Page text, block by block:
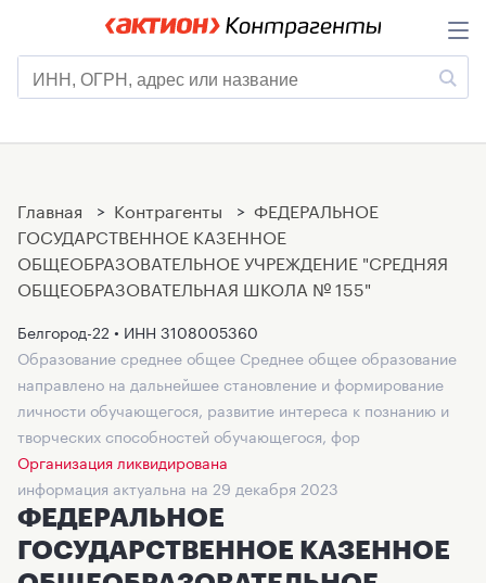
Главная > Контрагенты > ФЕДЕРАЛЬНОЕ
ГОСУДАРСТВЕННОЕ КАЗЕННОЕ
ОБЩЕОБРАЗОВАТЕЛЬНОЕ УЧРЕЖДЕНИЕ "СРЕДНЯЯ
ОБЩЕОБРАЗОВАТЕЛЬНАЯ ШКОЛА № 155"
Белгород-22 • ИНН 3108005360
Образование среднее общее Среднее общее образование
направлено на дальнейшее становление и формирование
личности обучающегося, развитие интереса к познанию и
творческих способностей обучающегося, фор
Организация ликвидирована
информация актуальна на 29 декабря 2023
ФЕДЕРАЛЬНОЕ
ГОСУДАРСТВЕННОЕ КАЗЕННОЕ